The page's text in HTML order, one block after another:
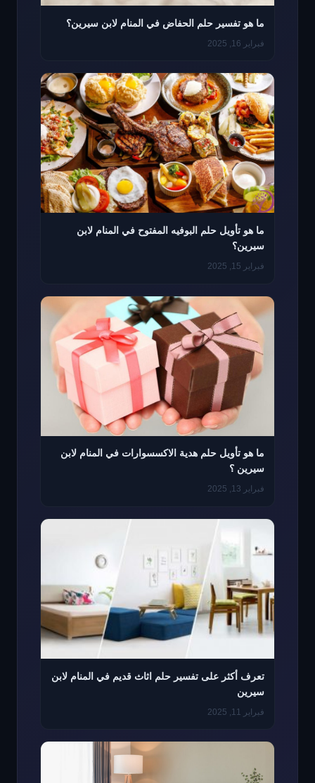
ما هو تفسير حلم الحفاض في المنام لابن سيرين؟
فبراير 16, 2025
ما هو تأويل حلم البوفيه المفتوح في المنام لابن
سيرين؟
فبراير 15, 2025
ما هو تأويل حلم هدية الاكسسوارات في المنام لابن
سيرين ؟
فبراير 13, 2025
تعرف أكثر على تفسير حلم اثاث قديم في المنام لابن
سيرين
فبراير 11, 2025